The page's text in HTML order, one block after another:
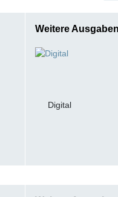
Weitere
Digital